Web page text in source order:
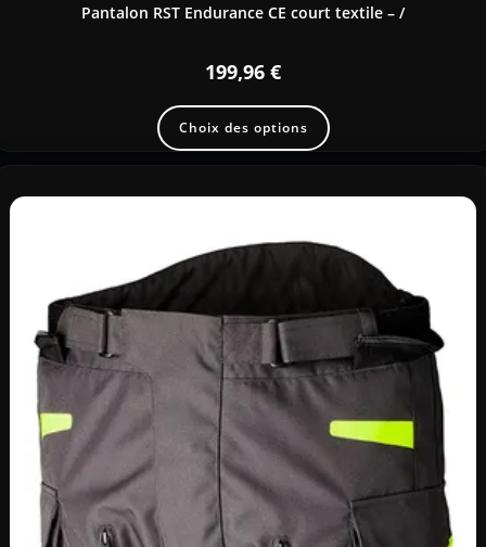
Pantalon RST Endurance CE court textile – /
199,96 €
Choix des options